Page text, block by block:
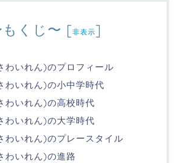
もくじ〜 [非表示]
わいれん)のプロフィール
わいれん)の小中学時代
わいれん)の高校時代
わいれん)の大学時代
わいれん)のプレースタイル
わいれん)の進路